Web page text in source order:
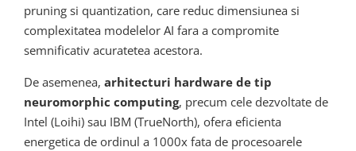
pruning si quantization, care reduc dimensiunea si
complexitatea modelelor AI fara a compromite
semnificativ acuratetea acestora.
De asemenea, arhitecturi hardware de tip
neuromorphic computing, precum cele dezvoltate de
Intel (Loihi) sau IBM (TrueNorth), ofera eficienta
energetica de ordinul a 1000x fata de procesoarele